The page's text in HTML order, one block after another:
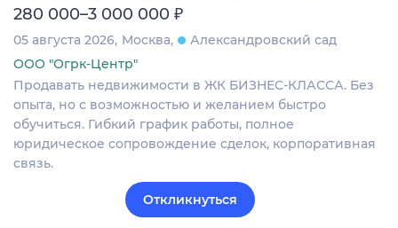
280 000–3 000 000 ₽
05 августа 2026 Москва
Александровский сад
ООО "Огрк-Центр"
Продавать недвижимости в ЖК БИЗНЕС-КЛАССА. Без
опыта, но с возможностью и желанием быстро
обучиться. Гибкий график работы, полное
юридическое сопровождение сделок, корпоративная
связь.
Откликнуться